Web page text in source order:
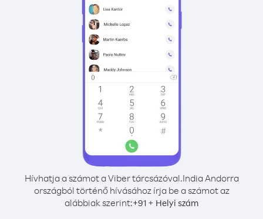
Hívhatja a számot a Viber tárcsázóval.India Andorra
országból történő hívásához írja be a számot az
alábbiak szerint:+91 + Helyi szám